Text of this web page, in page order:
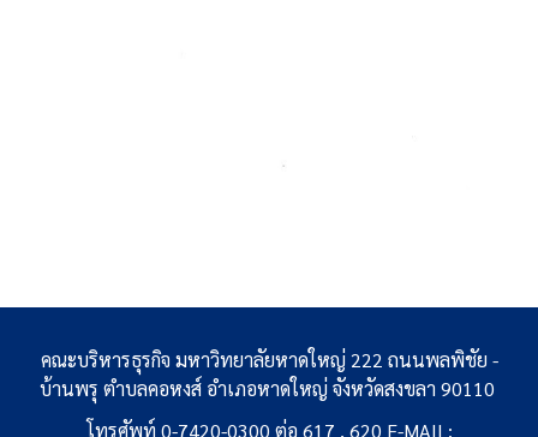
คณะบริหารธุรกิจ มหาวิทยาลัยหาดใหญ่ 222 ถนนพลพิชัย -
บ้านพรุ ตำบลคอหงส์ อำเภอหาดใหญ่ จังหวัดสงขลา 90110
โทรศัพท์ 0-7420-0300 ต่อ 617 , 620 E-MAIL: